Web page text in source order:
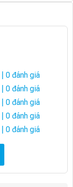
| 0 đánh giá
| 0 đánh giá
| 0 đánh giá
| 0 đánh giá
| 0 đánh giá